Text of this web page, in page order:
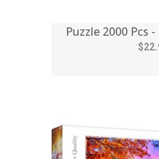
Puzzle 2000 Pcs